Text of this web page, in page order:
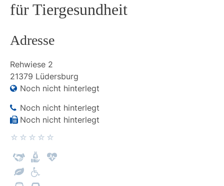
für Tiergesundheit
Adresse
Rehwiese 2
21379 Lüdersburg
Noch nicht hinterlegt
Noch nicht hinterlegt
Noch nicht hinterlegt